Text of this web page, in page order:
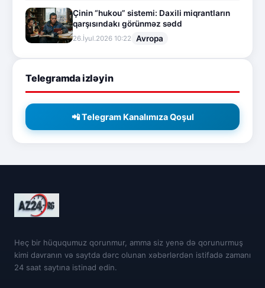
Çinin “hukou” sistemi: Daxili miqrantların
qarşısındakı görünməz sədd
26.İyul.2026 10:22 Avropa
Telegramda izləyin
📲 Telegram Kanalımıza Qoşul
Heç bir hüququmuz qorunmur, amma siz yenə də qorunurmuş
kimi davranın və saytda dərc olunan xəbərlərdən istifadə zamanı
24 saat saytına istinad edin.